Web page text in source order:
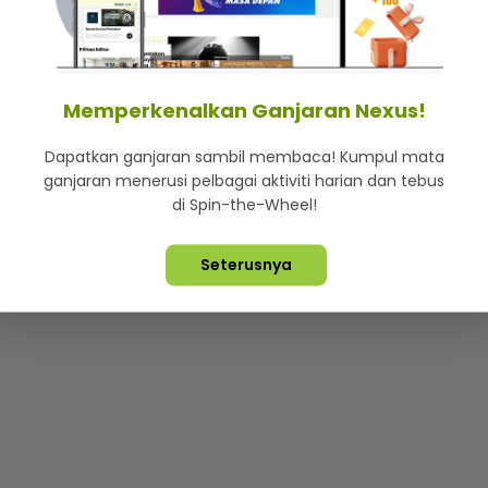
Lebih hot, viral dan sensasi
Terpelihara © 2026. Star Media Group Berhad [197101000523
Memperkenalkan Ganjaran Nexus!
Dapatkan ganjaran sambil membaca! Kumpul mata
ganjaran menerusi pelbagai aktiviti harian dan tebus
di Spin-the-Wheel!
Seterusnya